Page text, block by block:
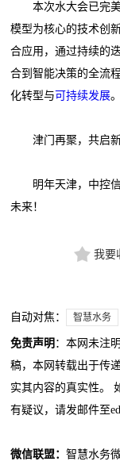
本次水大会已完美
模型为核心的技术创
合应用，通过持续的
合到智能决策的全流
化转型与 可持续发展。
津门再聚，共启
明年天津，中控信
未来！
我要
自动对焦： 智慧水务
免责声明 ：本网未注
稿，本网转载出于传
实其内容的真实性。
有疑议，请发邮件至
微信联盟：智慧水务